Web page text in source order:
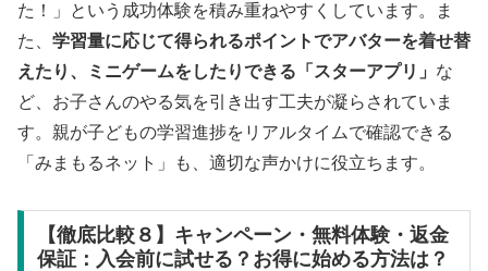
た！」という成功体験を積み重ねやすくしています。ま
た、 学習量に応じて得られるポイントでアバターを着せ替
えたり、ミニゲームをしたりできる「スターアプリ」 な
ど、お子さんのやる気を引き出す工夫が凝らされていま
す。親が子どもの学習進捗をリアルタイムで確認できる
「みまもるネット」も、適切な声かけに役立ちます。
【徹底比較８】キャンペーン・無料体験・返金
保証：入会前に試せる？お得に始める方法は？